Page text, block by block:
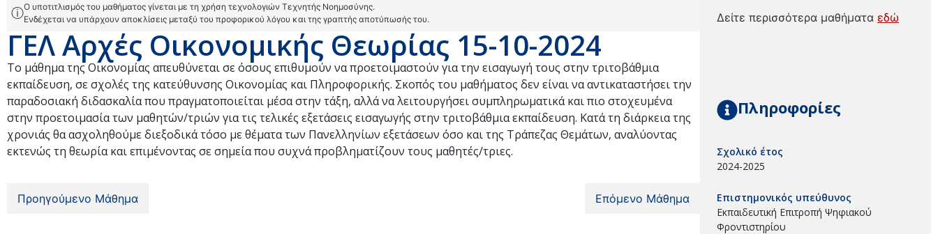
ⓘΟ υποτιτλισμός του μαθήματος γίνεται με τη χρήση τεχνολογιών Τεχνητής Νοημοσύνης.
Ενδέχεται να υπάρχουν αποκλίσεις μεταξύ του προφορικού λόγου και της γραπτής αποτύπωσής του.
ΓΕΛ Αρχές Οικονομικής Θεωρίας 15-10-2024
Το μάθημα της Οικονομίας απευθύνεται σε όσους επιθυμούν να προετοιμαστούν για την εισαγωγή τους στην τριτοβάθμια
εκπαίδευση, σε σχολές της κατεύθυνσης Οικονομίας και Πληροφορικής. Σκοπός του μαθήματος δεν είναι να αντικαταστήσει την
παραδοσιακή διδασκαλία που πραγματοποιείται μέσα στην τάξη, αλλά να λειτουργήσει συμπληρωματικά και πιο στοχευμένα
στην προετοιμασία των μαθητών/τριών για τις τελικές εξετάσεις εισαγωγής στην τριτοβάθμια εκπαίδευση. Κατά τη διάρκεια της
χρονιάς θα ασχοληθούμε διεξοδικά τόσο με θέματα των Πανελληνίων εξετάσεων όσο και της Τράπεζας Θεμάτων, αναλύοντας
εκτενώς τη θεωρία και επιμένοντας σε σημεία που συχνά προβληματίζουν τους μαθητές/τριες.
Προηγούμενο Μάθημα Επόμενο Μάθημα
Δείτε περισσότερα μαθήματα εδώ
Πληροφορίες
Σχολικό έτος
2024-2025
Επιστημονικός υπεύθυνος
Εκπαιδευτική Επιτροπή Ψηφιακού
Φροντιστηρίου